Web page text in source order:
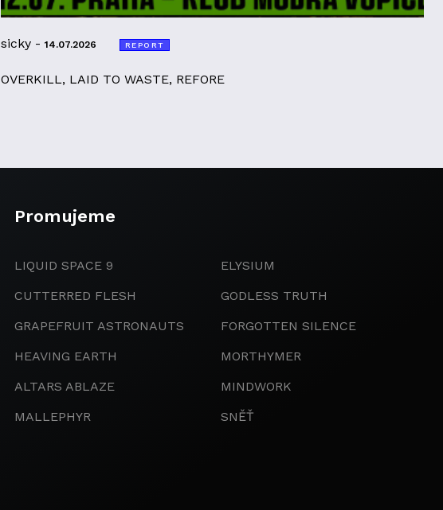
sicky - 14.07.2026 REPORT
OVERKILL, LAID TO WASTE, REFORE
Promujeme
LIQUID SPACE 9
CUTTERRED FLESH
GRAPEFRUIT ASTRONAUTS
HEAVING EARTH
ALTARS ABLAZE
MALLEPHYR
ELYSIUM
GODLESS TRUTH
FORGOTTEN SILENCE
MORTHYMER
MINDWORK
SNĚŤ